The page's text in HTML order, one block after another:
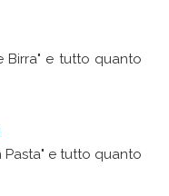
Birra" e tutto quanto
Pasta" e tutto quanto